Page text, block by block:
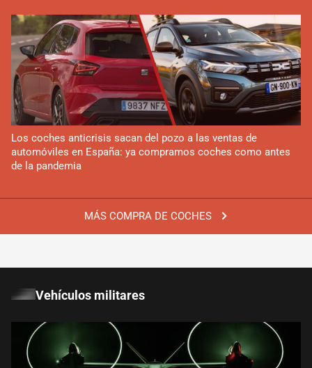
MÁS COMPRA DE COCHES
Los coches anticrisis sacan del pozo a las ventas de
automóviles en España: ya compramos coches como antes
de la pandemia
Vehículos militares